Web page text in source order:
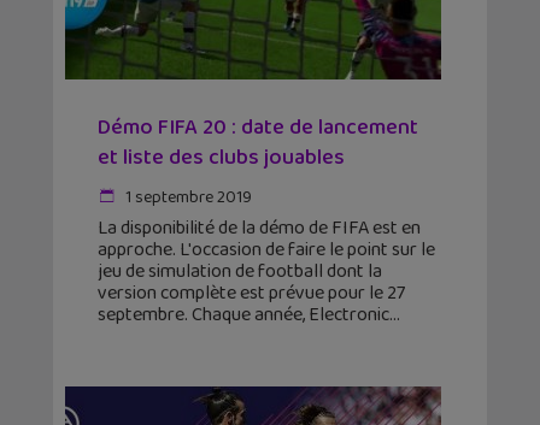
Démo FIFA 20 : date de lancement
et liste des clubs jouables
1 septembre 2019
La disponibilité de la démo de FIFA est en
approche. L'occasion de faire le point sur le
jeu de simulation de football dont la
version complète est prévue pour le 27
septembre. Chaque année, Electronic